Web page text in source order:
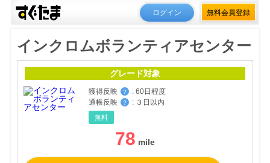
ログイン 無料会員登録
インクロムボランティアセンター
グレード対象
獲得反映 ？ : 60日程度
通帳反映
？ : ３日以内
無料
78